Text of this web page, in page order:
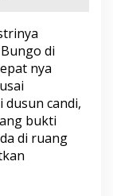
di
nya
dusun candi,
bukti
di ruang